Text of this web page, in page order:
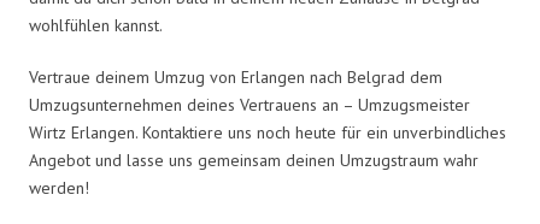
wohlfühlen kannst.
Vertraue deinem Umzug von Erlangen nach Belgrad dem
Umzugsunternehmen deines Vertrauens an – Umzugsmeister
Wirtz Erlangen. Kontaktiere uns noch heute für ein unverbindliches
Angebot und lasse uns gemeinsam deinen Umzugstraum wahr
werden!